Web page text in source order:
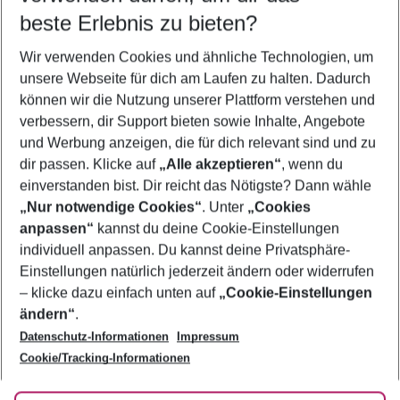
Pauschalreisen Kalabrien
Flug & Hotel Kalabrien
Urlaub Kalabrien
Familienurlaub Kalabrien
Last Minute Kalabrien
Footer
Footer navigation
Über uns
AGB
Bestpreisgarantie
Cookie-Einstellungen ändern
Cookie-Richtlinie
Agenturbetreuung
Barrierefreies Reisen
Folge uns
beste Erlebnis zu bieten?
Wir verwenden Cookies und ähnliche Technologien, um
unsere Webseite für dich am Laufen zu halten. Dadurch
können wir die Nutzung unserer Plattform verstehen und
verbessern, dir Support bieten sowie Inhalte, Angebote
und Werbung anzeigen, die für dich relevant sind und zu
dir passen. Klicke auf „Alle akzeptieren“, wenn du
einverstanden bist. Dir reicht das Nötigste? Dann wähle
„Nur notwendige Cookies“. Unter „Cookies
anpassen“ kannst du deine Cookie-Einstellungen
individuell anpassen. Du kannst deine Privatsphäre-
Einstellungen natürlich jederzeit ändern oder widerrufen
– klicke dazu einfach unten auf „Cookie-Einstellungen
ändern“.
Datenschutz-Informationen
Impressum
Cookie/Tracking-Informationen